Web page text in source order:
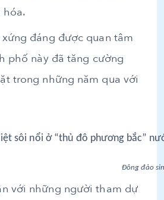
hóa.
xứng đáng được quan tâm
phố này đã tăng cường
trong những năm qua với
Đông đảo
với những người tham dự